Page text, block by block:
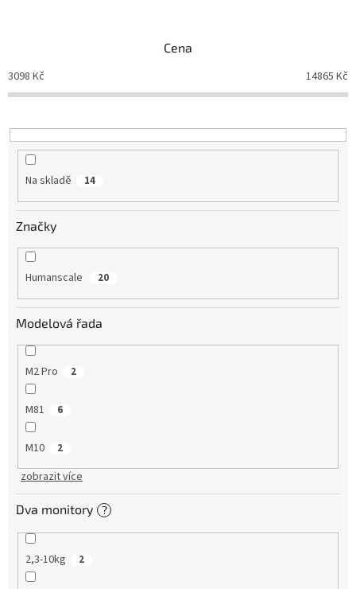
Cena
3098 Kč 14865 Kč
Na skladě 14
Značky
Humanscale 20
Modelová řada
M2 Pro 2
M81 6
M10 2
zobrazit více
Dva monitory ?
2,3-10kg 2